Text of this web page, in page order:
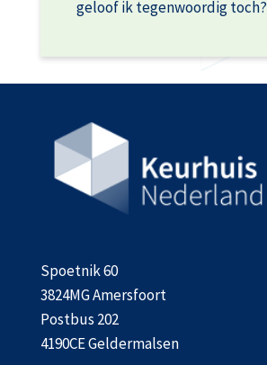
geloof ik tegenwoordig toch?
Spoetnik 60
3824MG Amersfoort
Postbus 202
4190CE Geldermalsen